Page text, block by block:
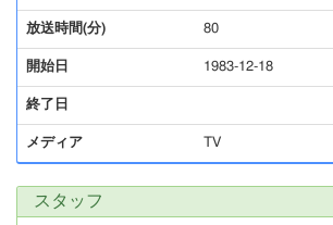
放送時間(分) 80
開始日 1983-12-18
終了日
メディア TV
スタッフ